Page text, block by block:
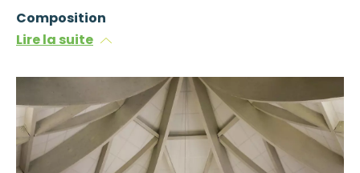
Composition
Lire la suite